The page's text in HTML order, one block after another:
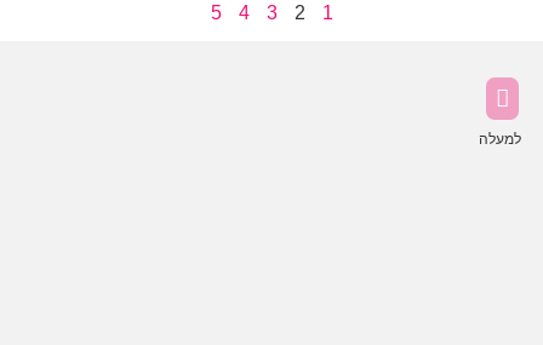
1
2
3
4
5
למעלה